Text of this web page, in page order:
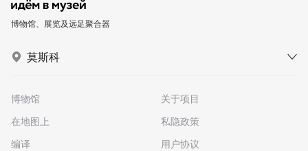
博物馆、展览及远足聚合器
莫斯科
博物馆
在地图上
编译
关于项目
私隐政策
用户协议